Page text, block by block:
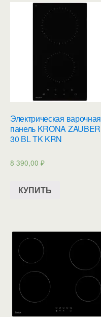
Электрическая варочная
панель KRONA ZAUBER
30 BL TK KRN
8 390,00 ₽
КУПИТЬ